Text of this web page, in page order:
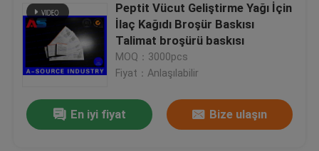
Peptit Vücut Geliştirme Yağı İçin
İlaç Kağıdı Broşür Baskısı
Talimat broşürü baskısı
MOQ：3000pcs
Fiyat：Anlaşılabilir
En iyi fiyat Bize ulaşın